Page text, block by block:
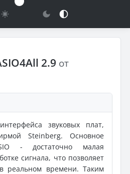
2.9 от
звуковых плат,
Steinberg. Основное
- достаточно малая
сигнала, что позволяет
реальном времени. Таким